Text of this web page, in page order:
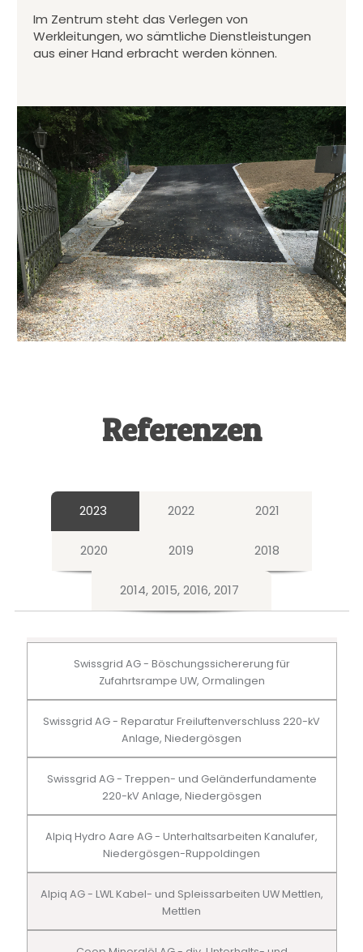
Im Zentrum steht das Verlegen von
Werkleitungen, wo sämtliche Dienstleistungen
aus einer Hand erbracht werden können.
Referenzen
2023 2022 2021
2020 2019 2018
2014, 2015, 2016, 2017
Swissgrid AG - Böschungssichererung für
Zufahrtsrampe UW, Ormalingen
Swissgrid AG - Reparatur Freiluftenverschluss 220-kV
Anlage, Niedergösgen
Swissgrid AG - Treppen- und Geländerfundamente
220-kV Anlage, Niedergösgen
Alpiq Hydro Aare AG - Unterhaltsarbeiten Kanalufer,
Niedergösgen-Ruppoldingen
Alpiq AG - LWL Kabel- und Spleissarbeiten UW Mettlen,
Mettlen